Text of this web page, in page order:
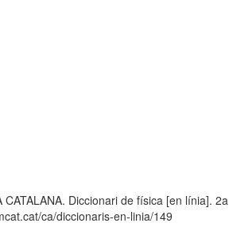
CATALANA. Diccionari de física [en línia]. 2a
ca/diccionaris-en-linia/149